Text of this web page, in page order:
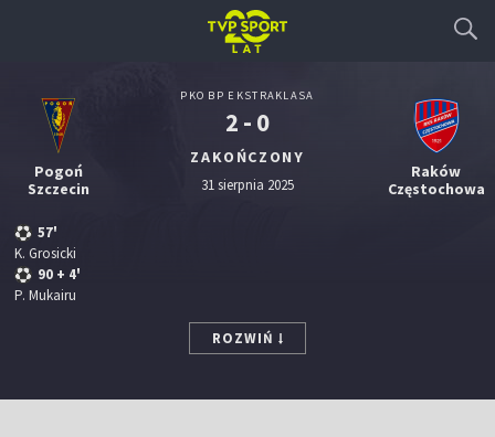
Pogoń
Szczecin
57'
K. Grosicki
90 + 4'
P. Mukairu
PKO BP EKSTRAKLASA
2 - 0
ZAKOŃCZONY
31 sierpnia 2025
Raków
Częstochowa
ROZWIŃ